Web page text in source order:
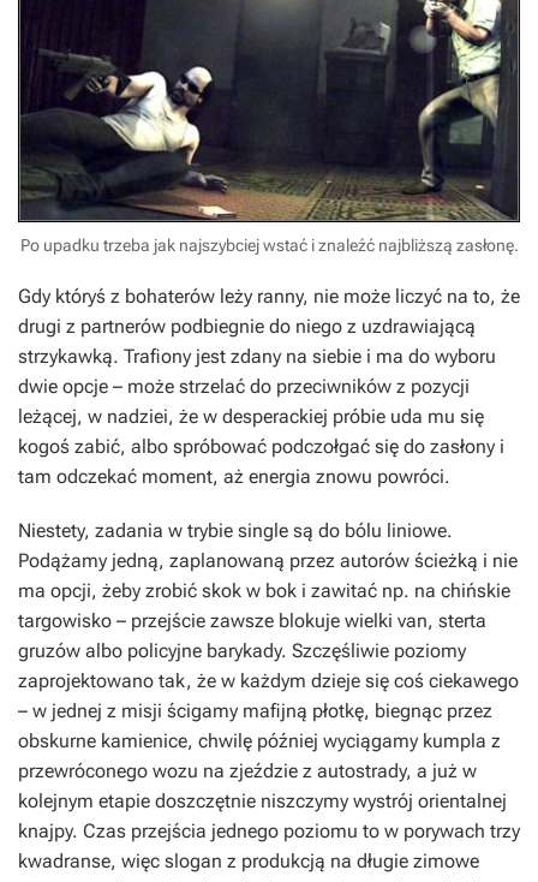
Po upadku trzeba jak najszybciej wstać i znaleźć najbliższą zasłonę.
Gdy któryś z bohaterów leży ranny, nie może liczyć na to, że
drugi z partnerów podbiegnie do niego z uzdrawiającą
strzykawką. Trafiony jest zdany na siebie i ma do wyboru
dwie opcje – może strzelać do przeciwników z pozycji
leżącej, w nadziei, że w desperackiej próbie uda mu się
kogoś zabić, albo spróbować podczołgać się do zasłony i
tam odczekać moment, aż energia znowu powróci.
Niestety, zadania w trybie single są do bólu liniowe.
Podążamy jedną, zaplanowaną przez autorów ścieżką i nie
ma opcji, żeby zrobić skok w bok i zawitać np. na chińskie
targowisko – przejście zawsze blokuje wielki van, sterta
gruzów albo policyjne barykady. Szczęśliwie poziomy
zaprojektowano tak, że w każdym dzieje się coś ciekawego
– w jednej z misji ścigamy mafijną płotkę, biegnąc przez
obskurne kamienice, chwilę później wyciągamy kumpla z
przewróconego wozu na zjeździe z autostrady, a już w
kolejnym etapie doszczętnie niszczymy wystrój orientalnej
knajpy. Czas przejścia jednego poziomu to w porywach trzy
kwadranse, więc slogan z produkcją na długie zimowe